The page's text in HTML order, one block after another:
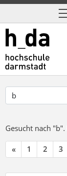
Gesucht nach "b".
« 1 2 3